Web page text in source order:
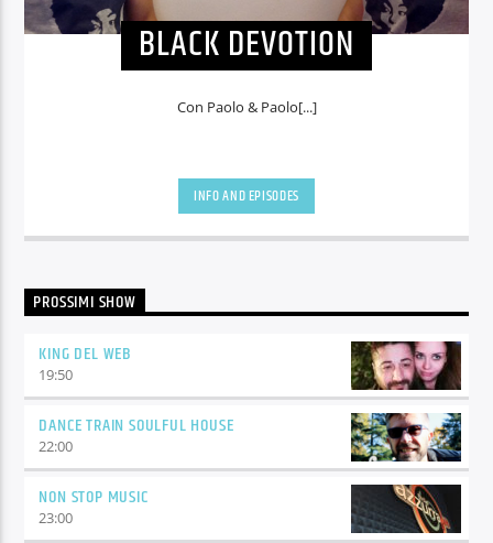
BLACK DEVOTION
Con Paolo & Paolo[...]
INFO AND EPISODES
PROSSIMI SHOW
KING DEL WEB
19:50
DANCE TRAIN SOULFUL HOUSE
22:00
NON STOP MUSIC
23:00